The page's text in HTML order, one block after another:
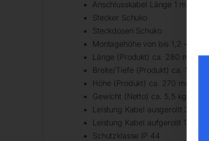
Anschlusskabel Länge 1 m
Stecker Schuko
Steckdosen Schuko
Montagehöhe von bis 1,2 – 1,5 m
Länge (Produkt) ca. 280 mm
Breite/Tiefe (Produkt) ca. 120 mm
Höhe (Produkt) ca. 270 mm
Gewicht (Netto) ca. 5,5 kg
Leistung Kabel ausgerollt 3,2 kW
Leistung Kabel aufgerollt 1,5 kW
Schutzklasse IP 44